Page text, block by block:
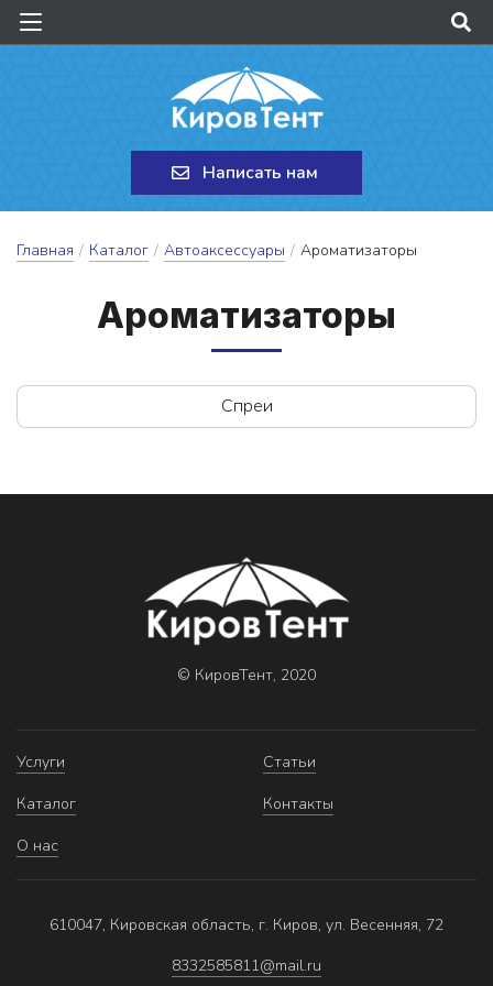
Написать нам
Главная / Каталог / Автоаксессуары / Ароматизаторы
А­ро­ма­ти­за­то­ры
Спреи
© КировТент, 2020
Услуги
Каталог
О нас
Статьи
Контакты
610047, Кировская область, г. Киров, ул. Весенняя, 72
8332585811@mail.ru